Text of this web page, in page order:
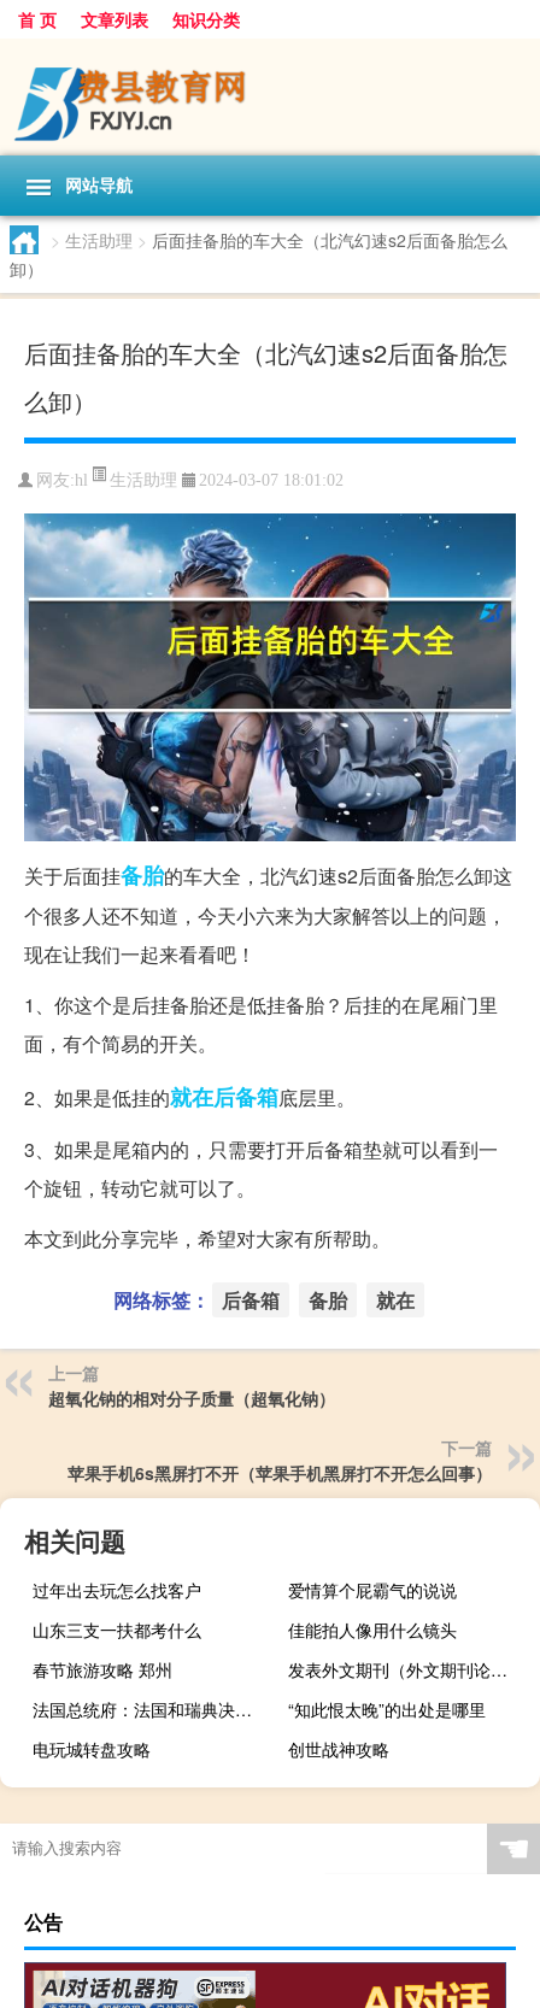
首 页 文章列表 知识分类
网站导航
> 生活助理 > 后面挂备胎的车大全（北汽幻速s2后面备胎怎么
卸）
后面挂备胎的车大全（北汽幻速s2后面备胎怎
么卸）
网友:hl 生活助理 2024-03-07 18:01:02
关于后面挂备胎的车大全，北汽幻速s2后面备胎怎么卸这
个很多人还不知道，今天小六来为大家解答以上的问题，
现在让我们一起来看看吧！
1、你这个是后挂备胎还是低挂备胎？后挂的在尾厢门里
面，有个简易的开关。
2、如果是低挂的就在后备箱底层里。
3、如果是尾箱内的，只需要打开后备箱垫就可以看到一
个旋钮，转动它就可以了。
本文到此分享完毕，希望对大家有所帮助。
网络标签： 后备箱 备胎 就在
上一篇
超氧化钠的相对分子质量（超氧化钠）
下一篇
苹果手机6s黑屏打不开（苹果手机黑屏打不开怎么回事）
相关问题
过年出去玩怎么找客户
爱情算个屁霸气的说说
山东三支一扶都考什么
佳能拍人像用什么镜头
春节旅游攻略 郑州
发表外文期刊（外文期刊论文网有哪些）
法国总统府：法国和瑞典决定推迟马克龙访问瑞典的计划马克龙与瑞典国王通电话讨论此事正在努力安排马克龙访问瑞典的日期
“知此恨太晚”的出处是哪里
电玩城转盘攻略
创世战神攻略
☚
公告